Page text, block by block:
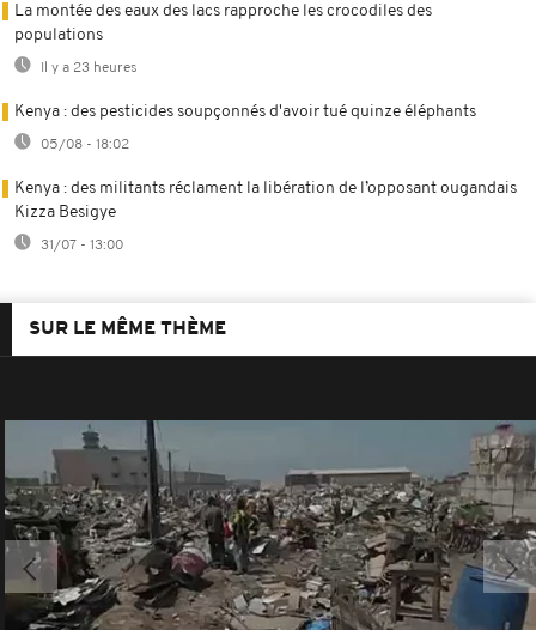
La montée des eaux des lacs rapproche les crocodiles des
populations
Il y a 23 heures
Kenya : des pesticides soupçonnés d'avoir tué quinze éléphants
05/08 - 18:02
Kenya : des militants réclament la libération de l’opposant ougandais
Kizza Besigye
31/07 - 13:00
SUR LE MÊME THÈME